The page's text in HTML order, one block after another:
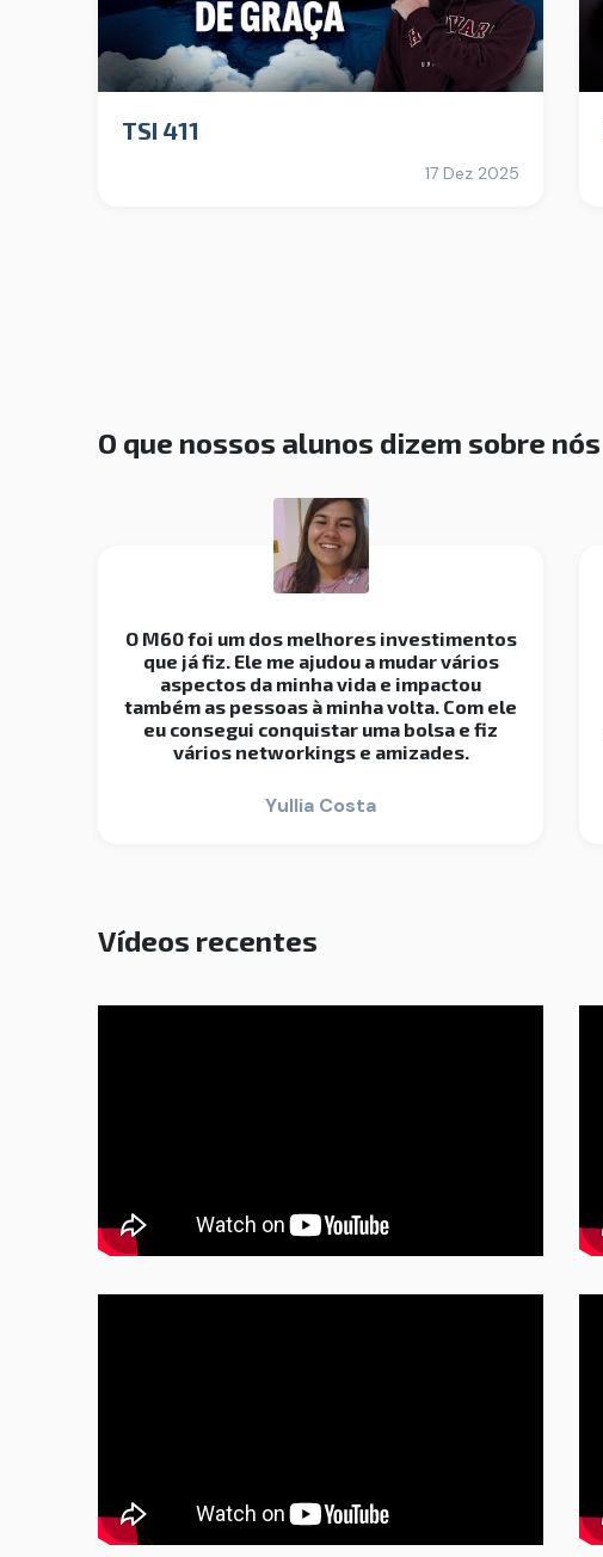
TSI 411
17 Dez 2025
O que nossos alunos dizem sobre nós
O M60 foi um dos melhores investimentos
que já fiz. Ele me ajudou a mudar vários
aspectos da minha vida e impactou
também as pessoas à minha volta. Com ele
eu consegui conquistar uma bolsa e fiz
vários networkings e amizades.
Yullia Costa
Vídeos recentes